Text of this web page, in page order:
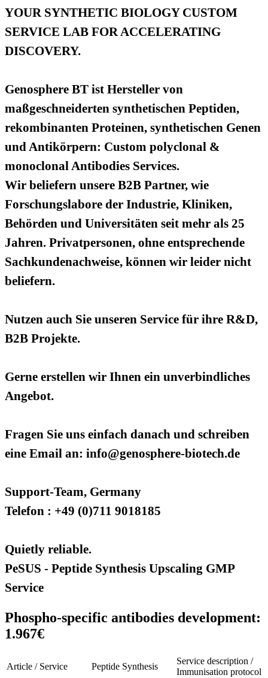
YOUR SYNTHETIC BIOLOGY CUSTOM
SERVICE LAB FOR ACCELERATING
DISCOVERY.
Genosphere BT ist Hersteller von
maßgeschneiderten synthetischen Peptiden,
rekombinanten Proteinen, synthetischen Genen
und Antikörpern: Custom polyclonal &
monoclonal Antibodies Services.
Wir beliefern unsere B2B Partner, wie
Forschungslabore der Industrie, Kliniken,
Behörden und Universitäten seit mehr als 25
Jahren. Privatpersonen, ohne entsprechende
Sachkundenachweise, können wir leider nicht
beliefern.
Nutzen auch Sie unseren Service für ihre R&D,
B2B Projekte.
Gerne erstellen wir Ihnen ein unverbindliches
Angebot.
Fragen Sie uns einfach danach und schreiben
eine Email an: info@genosphere-biotech.de
Support-Team, Germany
Telefon : +49 (0)711 9018185
Quietly reliable.
PeSUS - Peptide Synthesis Upscaling GMP
Service
Phospho-specific antibodies development:
1.967€
Article / Service Peptide Synthesis
Service description /
Immunisation protocol